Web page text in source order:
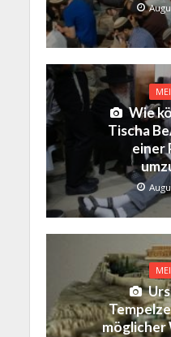
Wie
Tischa
einer
möglicher